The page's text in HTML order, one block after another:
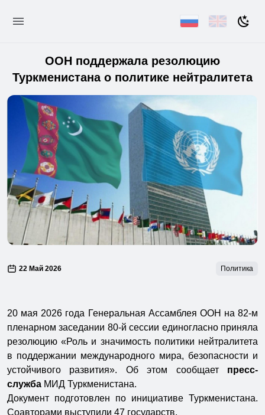
ООН поддержала резолюцию
Туркменистана о политике нейтралитета
22 Май 2026 Политика
20 мая 2026 года Генеральная Ассамблея ООН на 82-м
пленарном заседании 80-й сессии единогласно приняла
резолюцию «Роль и значимость политики нейтралитета
в поддержании международного мира, безопасности и
устойчивого развития». Об этом сообщает пресс-
служба МИД Туркменистана.
Документ подготовлен по инициативе Туркменистана.
Соавторами выступили 47 государств.